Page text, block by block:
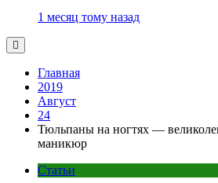
1 месяц тому назад
Главная
2019
Август
24
Тюльпаны на ногтях —
маникюр
Статьи